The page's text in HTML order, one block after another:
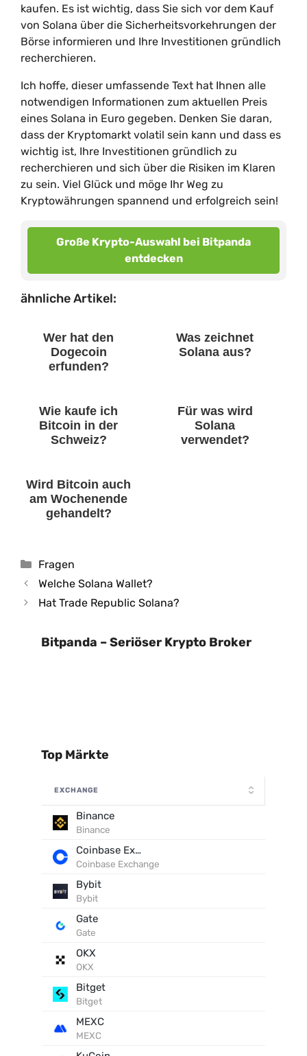
kaufen. Es ist wichtig, dass Sie sich vor dem Kauf
von Solana über die Sicherheitsvorkehrungen der
Börse informieren und Ihre Investitionen gründlich
recherchieren.
Ich hoffe, dieser umfassende Text hat Ihnen alle
notwendigen Informationen zum aktuellen Preis
eines Solana in Euro gegeben. Denken Sie daran,
dass der Kryptomarkt volatil sein kann und dass es
wichtig ist, Ihre Investitionen gründlich zu
recherchieren und sich über die Risiken im Klaren
zu sein. Viel Glück und möge Ihr Weg zu
Kryptowährungen spannend und erfolgreich sein!
Große Krypto-Auswahl bei Bitpanda
entdecken
ähnliche Artikel:
Wer hat den
Dogecoin
erfunden?
Was zeichnet
Solana aus?
Wie kaufe ich
Bitcoin in der
Schweiz?
Für was wird
Solana
verwendet?
Wird Bitcoin auch
am Wochenende
gehandelt?
Kategorien
Fragen
Welche Solana Wallet?
Hat Trade Republic Solana?
Bitpanda – Seriöser Krypto Broker
Top Märkte
EXCHANGE
Binance
Binance
Coinbase Exchange
Coinbase Exchange
Bybit
Bybit
Gate
Gate
OKX
OKX
Bitget
Bitget
MEXC
MEXC